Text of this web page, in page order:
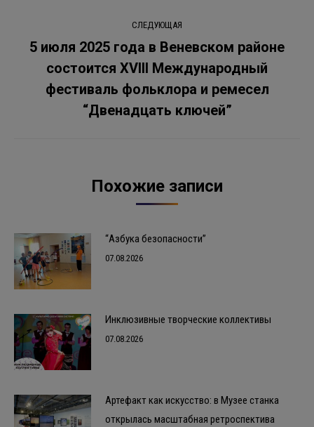
СЛЕДУЮЩАЯ
Следующая
запись:
5 июля 2025 года в Веневском районе
состоится XVIII Международный
фестиваль фольклора и ремесел
“Двенадцать ключей”
Похожие записи
“Азбука безопасности”
07.08.2026
Инклюзивные творческие коллективы
07.08.2026
Артефакт как искусство: в Музее станка
открылась масштабная ретроспектива